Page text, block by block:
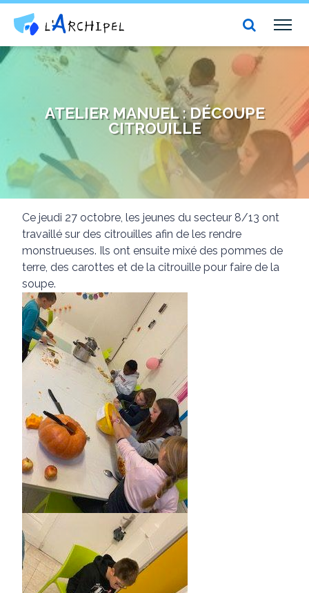
Centre social et culturel l'Archipel
ATELIER MANUEL : DÉCOUPE
CITROUILLE
Ce jeudi 27 octobre, les jeunes du secteur 8/13 ont
travaillé sur des citrouilles afin de les rendre
monstrueuses. Ils ont ensuite mixé des pommes de
terre, des carottes et de la citrouille pour faire de la
soupe.